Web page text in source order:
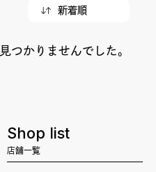
つかりませんでした。
Shop list
店舗一覧